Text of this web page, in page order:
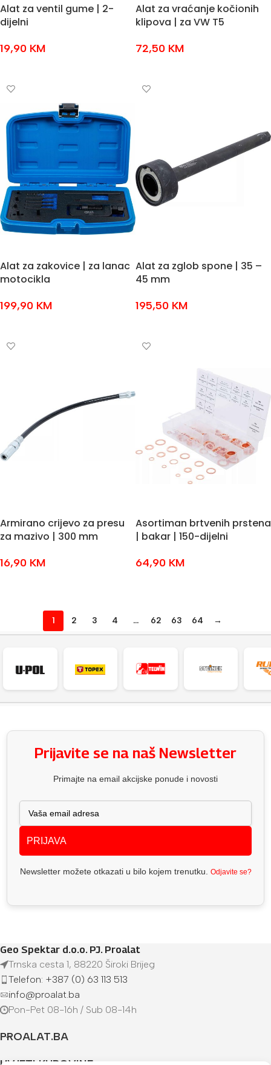
Alat za ventil gume | 2-
dijelni
19,90 KM
Alat za vraćanje kočionih
klipova | za VW T5
72,50 KM
Alat za zakovice | za lanac
motocikla
199,90 KM
Alat za zglob spone | 35 –
45 mm
195,50 KM
Armirano crijevo za presu
za mazivo | 300 mm
16,90 KM
Asortiman brtvenih prstena
| bakar | 150-dijelni
64,90 KM
1 2 3 4 … 62 63 64 →
Prijavite se na naš Newsletter
Primajte na email akcijske ponude i novosti
PRIJAVA
Newsletter možete otkazati u bilo kojem trenutku. Odjavite se?
Geo Spektar d.o.o. PJ. Proalat
Trnska cesta 1, 88220 Široki Brijeg
Telefon: +387 (0) 63 113 513
info@proalat.ba
Pon-Pet 08-16h / Sub 08-14h
PROALAT.BA